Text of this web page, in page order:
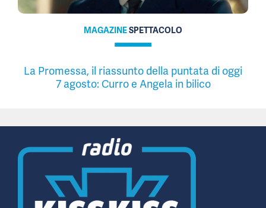
MAGAZINESPETTACOLO
La Promessa, il riassunto della puntata di oggi
7 agosto: Curro e Angela in bilico